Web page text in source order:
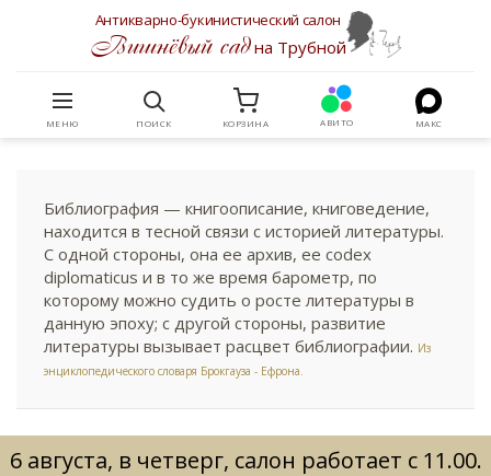
Антикварно-букинистический салон
Вишнёвый садна Трубной
МЕНЮ ПОИСК КОРЗИНА АВИТО МАКС
Библиография — книгоописание, книговедение,
находится в тесной связи с историей литературы.
С одной стороны, она ее архив, ее codex
diplomaticus и в то же время барометр, по
которому можно судить о росте литературы в
данную эпоху; с другой стороны, развитие
литературы вызывает расцвет библиографии. Из
энциклопедического словаря Брокгауза - Ефрона.
6 августа, в четверг, салон работает с 11.00.